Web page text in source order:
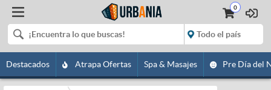
0
Destacados Atrapa Ofertas Spa & Masajes Pre Día del